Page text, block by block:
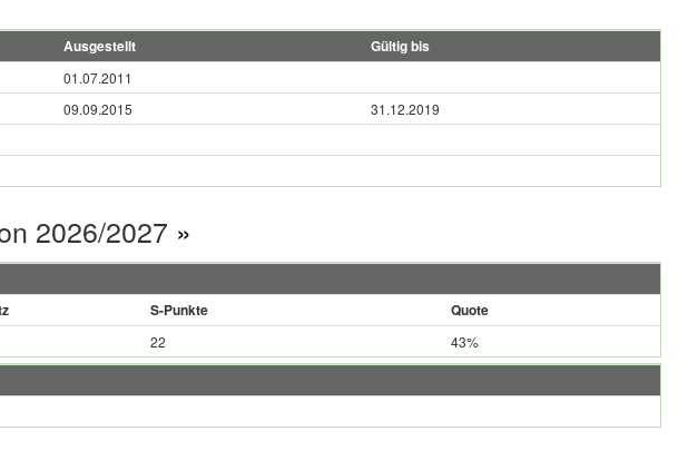
Ausgestellt Gültig bis
01.07.2011
09.09.2015
31.12.2019
2026/2027 »
S-Punkte Quote
22 43%